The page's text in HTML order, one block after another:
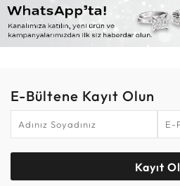
E-Bültene Kayıt Olun
Kayıt Ol